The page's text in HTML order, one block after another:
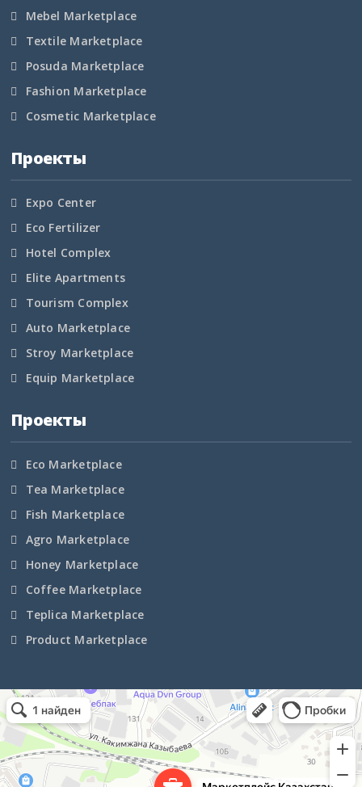
Кемеровская область
Кировская область
Красноярский край
Курганская область
Липецкая область
Магаданская область
Московская область
Ненецкий АО
Нижегородская область
Новгородская область
Mebel Marketplace
Textile Marketplace
Posuda Marketplace
Fashion Marketplace
Cosmetic Marketplace
Проекты
Expo Center
Eco Fertilizer
Hotel Complex
Elite Apartments
Tourism Complex
Auto Marketplace
Stroy Marketplace
Equip Marketplace
Проекты
Eco Marketplace
Tea Marketplace
Fish Marketplace
Agro Marketplace
Honey Marketplace
Coffee Marketplace
Teplica Marketplace
Product Marketplace
Маркетплейс Казахстана
Рекламное агентство в Алматы
Информационное агентство в Алматы